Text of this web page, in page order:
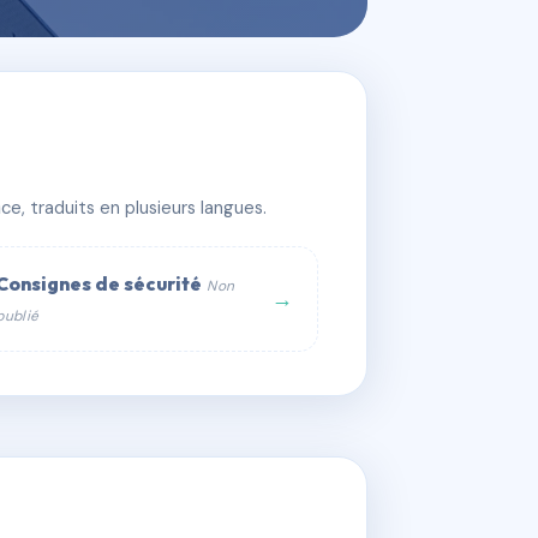
traduits en plusieurs langues.
de sécurité Non
→